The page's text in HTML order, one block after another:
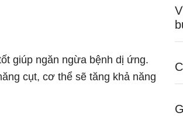
giúp ngăn ngừa bệnh dị ứng.
cụt, cơ thể sẽ tăng khả năng